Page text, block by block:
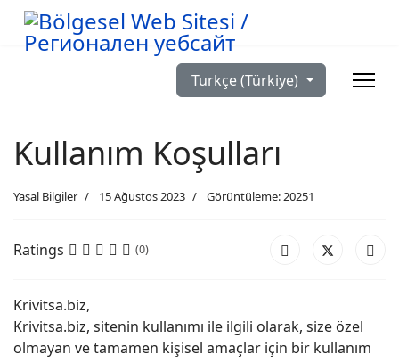
Dilinizi seçin
Turkçe (Türkiye)
Kullanım Koşulları
Yasal Bilgiler 15 Ağustos 2023 Görüntüleme: 20251
Ratings (0)
Krivitsa.biz,
Krivitsa.biz, sitenin kullanımı ile ilgili olarak, size özel
olmayan ve tamamen kişisel amaçlar için bir kullanım